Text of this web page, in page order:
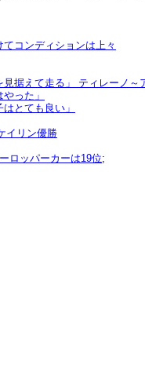
コンディションは上々
据えて走る」 ティレーノ～
った」
とても良い」
イリン優勝
ロッパーカーは19位;